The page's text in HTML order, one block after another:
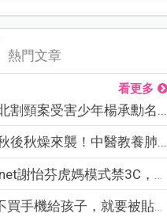
熱門文章
看更多
割頸案受害少年楊承勳名...
後秋燥來襲！中醫教養肺...
謝怡芬虎媽模式禁3C，看...
買手機給孩子，就要被貼「...